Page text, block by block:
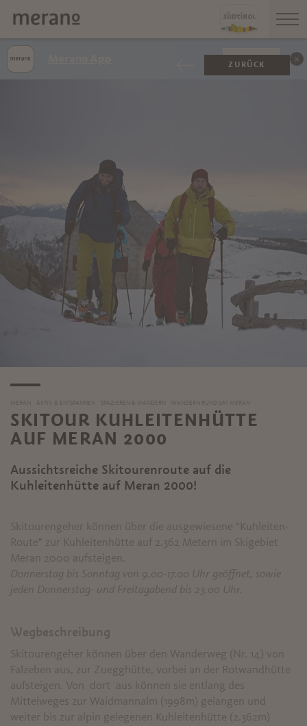
ZURÜCK
MERAN AKTIV & ENTSPANNEN SPAZIEREN & WANDERN WANDERN RUND UM MERAN
SKITOUR KUHLEITENHÜTTE
AUF MERAN 2000
Aussichtsreiche Skitourenroute auf die
Kuhleitenhütte auf Meran 2000!
Skitourengeher können über die ausgewiesene "Kuhleiten-
Route" zur Kuhleitenhütte auf 2.362 Metern im Skigebiet
Meran 2000 aufsteigen.
Donnerstag bis Sonntag von 9.00-17.00 Uhr geöffnet, sowie
jeden Donnerstag- und Freitagabend bis 23.00 Uhr.
Wegbeschreibung
Skitourengeher können über den Wanderweg (Nr. 14) von
Falzeben aus, zur Zuegghütte, vorbei an der Rotwandhütte
aufsteigen. Von dort aus können sie entlang des
Mittelweges zur Waidmannalm (1998m) gelangen und
weiter bis zur alpin gelegenen Kuhleitenhütte (2.362m)
ANZEIGEN